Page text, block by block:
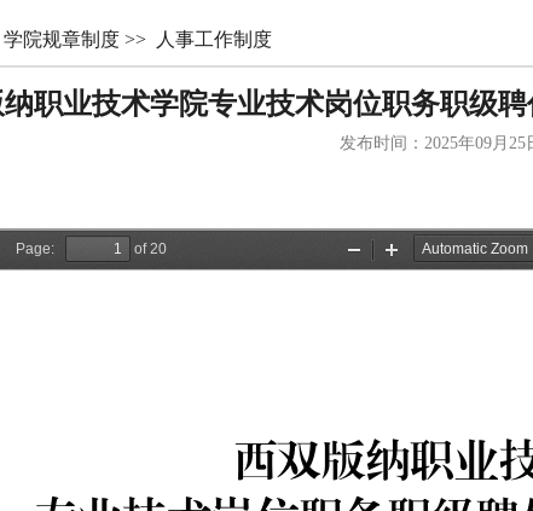
学院规章制度 >> 人事工作制度
职业技术学院专业技术岗位职务职级
发布时间：2025年09月25